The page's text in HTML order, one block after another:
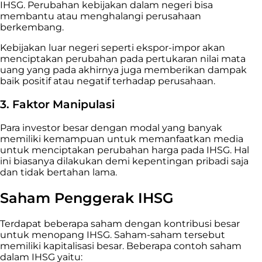
IHSG. Perubahan kebijakan dalam negeri bisa
membantu atau menghalangi perusahaan
berkembang.
Kebijakan luar negeri seperti ekspor-impor akan
menciptakan perubahan pada pertukaran nilai mata
uang yang pada akhirnya juga memberikan dampak
baik positif atau negatif terhadap perusahaan.
3. Faktor Manipulasi
Para investor besar dengan modal yang banyak
memiliki kemampuan untuk memanfaatkan media
untuk menciptakan perubahan harga pada IHSG. Hal
ini biasanya dilakukan demi kepentingan pribadi saja
dan tidak bertahan lama.
Saham Penggerak IHSG
Terdapat beberapa saham dengan kontribusi besar
untuk menopang IHSG. Saham-saham tersebut
memiliki kapitalisasi besar. Beberapa contoh saham
dalam IHSG yaitu: